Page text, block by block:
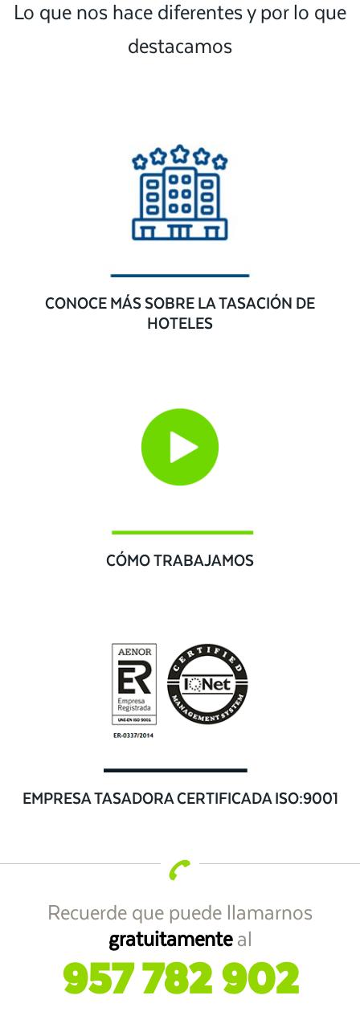
Lo que nos hace diferentes y por lo que
destacamos
CONOCE MÁS SOBRE LA TASACIÓN DE
HOTELES
CÓMO TRABAJAMOS
EMPRESA TASADORA CERTIFICADA ISO:9001
Recuerde que puede llamarnos
gratuitamenteal
957 782 902